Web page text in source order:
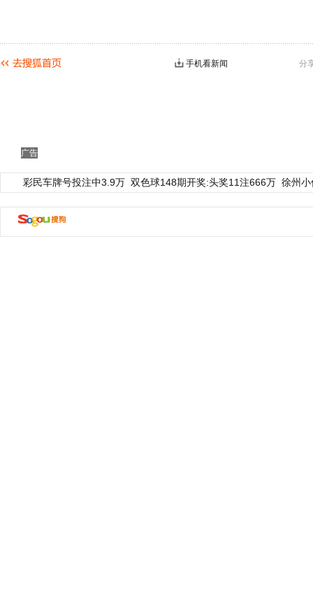
分
手机看新闻
广告
彩民车牌号投注中3.9万 双色球148期开奖:头奖11注666万 徐州